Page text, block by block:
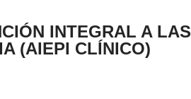
INTEGRAL A LAS
(AIEPI CLÍNICO)